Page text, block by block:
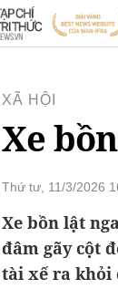
XÃ HỘI
Xe
Thứ tư, 11/3/2026
Xe bồn lật
đâm gãy cột
tài xế ra khỏi